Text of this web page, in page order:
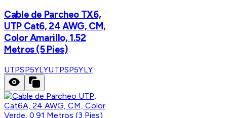
Cable de Parcheo TX6,
UTP Cat6, 24 AWG, CM,
Color Amarillo, 1.52
Metros (5 Pies)
UTPSP5YLYUTPSP5YLY